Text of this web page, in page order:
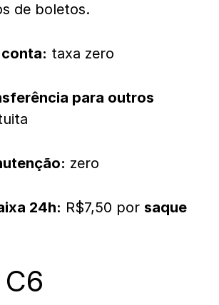
de boletos.
taxa zero
para outros
zero
24h: R$7,50 por saque